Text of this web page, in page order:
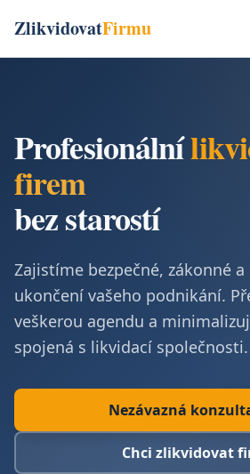
ZlikvidovatFirmu
Profesionální
firem
bez starostí
Zajistíme bezpečné, zákonné
ukončení vašeho podnikání.
veškerou agendu a
spojená s likvidací společnosti.
Nezávazná
Chci zlikvidovat